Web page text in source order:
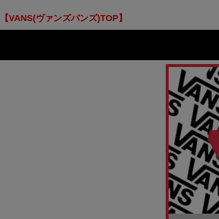
【VANS(ヴァンズバンズ)TOP】